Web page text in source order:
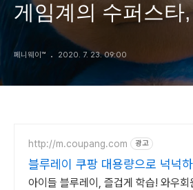
게임계의 수퍼스타
실사영화
페니웨이™ 2020. 7. 23. 09:00
http://m.coupang.com 광고
블루레이 쿠팡 대용량으로 넉넉하
아이들 블루레이, 즐겁게 학습! 와우